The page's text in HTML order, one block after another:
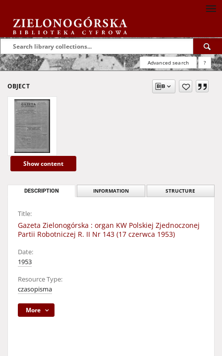
Advanced search ?
OBJECT
Show content
DESCRIPTION INFORMATION STRUCTURE
Title:
Gazeta Zielonogórska : organ KW Polskiej Zjednoczonej
Partii Robotniczej R. II Nr 143 (17 czerwca 1953)
Date:
1953
Resource Type:
czasopisma
More